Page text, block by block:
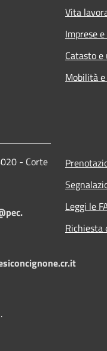
Vita
Imprese
Catasto
Mobilità
- Corte
Leggi le
Richiesta